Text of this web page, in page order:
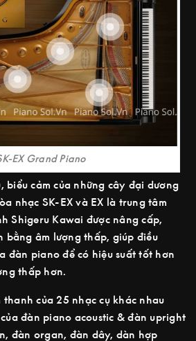
EX Grand Piano
biểu cảm của những cây đại dương
nhạc SK-EX và EX là trung tâm
Shigeru Kawai được nâng cấp,
bằng âm lượng thấp, giúp điều
đàn piano để có hiệu suất tốt hơn
thấp hơn.
của 25 nhạc cụ khác nhau
đàn piano acoustic & đàn upright
đàn organ, đàn dây, dàn hợp